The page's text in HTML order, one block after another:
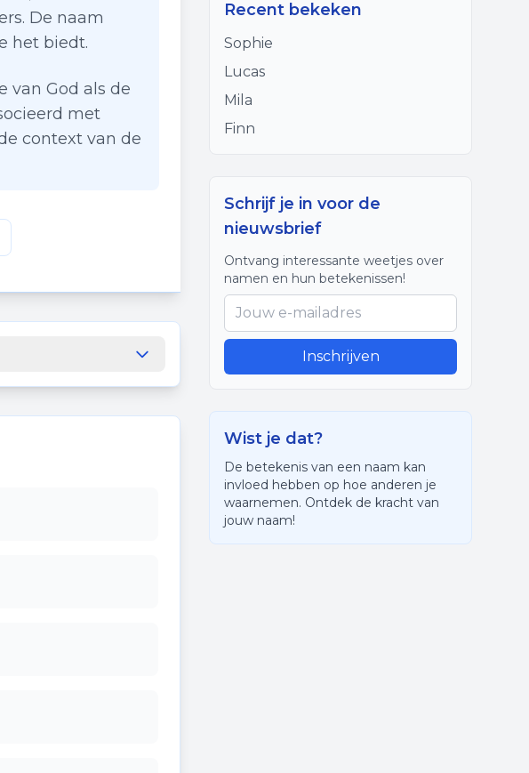
De naam
het biedt.
van God als de
met
context van de
op
Recent bekeken
Sophie
Lucas
Mila
Finn
Schrijf je in voor de
nieuwsbrief
Ontvang interessante weetjes over
namen en hun betekenissen!
Inschrijven
Wist je dat?
De betekenis van een naam kan
invloed hebben op hoe anderen je
waarnemen. Ontdek de kracht van
jouw naam!